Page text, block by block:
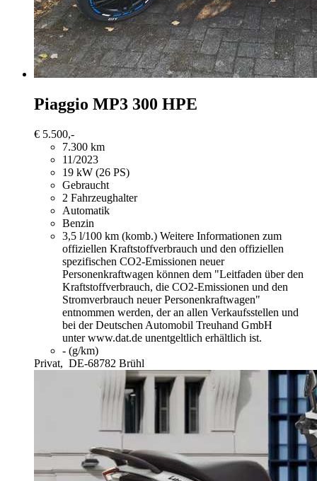
Piaggio MP3 300 HPE
€ 5.500,-
7.300 km
11/2023
19 kW (26 PS)
Gebraucht
2 Fahrzeughalter
Automatik
Benzin
3,5 l/100 km (komb.) Weitere Informationen zum
offiziellen Kraftstoffverbrauch und den offiziellen
spezifischen CO2-Emissionen neuer
Personenkraftwagen können dem "Leitfaden über den
Kraftstoffverbrauch, die CO2-Emissionen und den
Stromverbrauch neuer Personenkraftwagen"
entnommen werden, der an allen Verkaufsstellen und
bei der Deutschen Automobil Treuhand GmbH
unter www.dat.de unentgeltlich erhältlich ist.
- (g/km)
Privat, DE-68782 Brühl